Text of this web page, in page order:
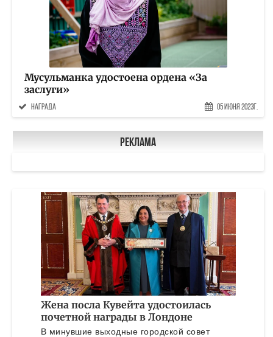
Мусульманка удостоена ордена «За
заслуги»
награда 05 Июня 2023г.
Реклама
Жена посла Кувейта удостоилась
почетной награды в Лондоне
В минувшие выходные городской совет